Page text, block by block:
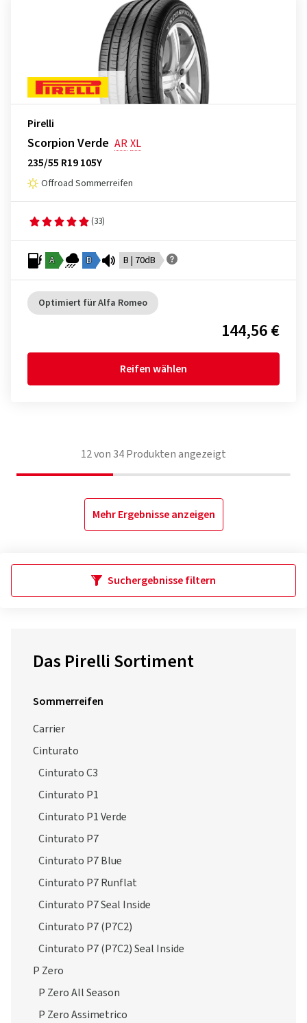
Pirelli
Scorpion Verde ARXL
235/55 R19 105Y
Offroad Sommerreifen
(33)
A B B | 70dB
Optimiert für Alfa Romeo
144,56 €
Reifen wählen
12von 34Produkten angezeigt
Mehr Ergebnisse anzeigen
Suchergebnisse filtern
Das Pirelli Sortiment
Sommerreifen
Carrier
Cinturato
Cinturato C3
Cinturato P1
Cinturato P1 Verde
Cinturato P7
Cinturato P7 Blue
Cinturato P7 Runflat
Cinturato P7 Seal Inside
Cinturato P7 (P7C2)
Cinturato P7 (P7C2) Seal Inside
P Zero
P Zero All Season
P Zero Assimetrico